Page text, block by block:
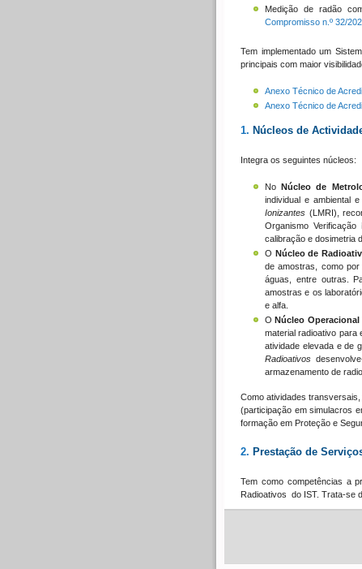
Medição de radão
Compromisso n.º 32/
Tem implementado um
principais com maior
Anexo Técnico de
Anexo Técnico de
1. Núcleos de
Integra os seguintes núcleos:
NoNúcleo de
individual e ambiental
Ionizantes (LMRI),
Organismo Verificação
calibração e dosimetria
O Núcleo de
de amostras, como
águas, entre outras.
amostras e os
e alfa.
ONúcleo
material radioativo para
atividade elevada e de
Radioativos
armazenamento de
Como atividades
(participação em simulacros
formação em Proteção e
2. Prestação de
Tem como competências a
Radioativos do IST. Trata-se